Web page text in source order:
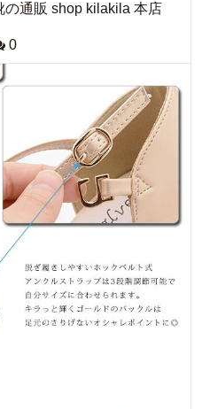
の通販 shop kilakila 本店
0